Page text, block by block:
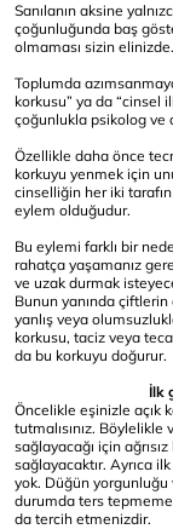
Sanılanın aksine
çoğunluğunda baş
olmaması sizin
Toplumda
korkusu” ya da “cinsel
çoğunlukla psikolog ve
Özellikle daha önce
korkuyu yenmek için
cinselliğin her iki
eylem olduğudur.
Bu eylemi farklı bir
rahatça yaşamanız
ve uzak durmak
Bunun yanında çiftlerin
yanlış veya
korkusu, taciz veya
da bu korkuyu doğurur.
İlk
Öncelikle eşinizle açık
tutmalısınız.
sağlayacağı için
sağlayacaktır. Ayrıca
yok. Düğün yorgunluğu
durumda ters
da tercih etmenizdir.